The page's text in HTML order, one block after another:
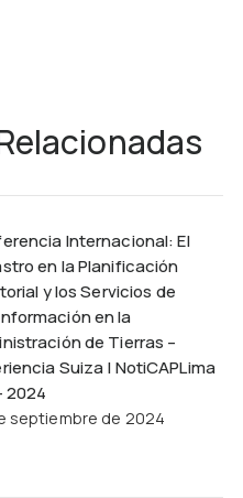
Internacional: El
en la Planificación
y los Servicios de
en la
de Tierras –
Suiza | NotiCAPLima
2024
septiembre de 2024